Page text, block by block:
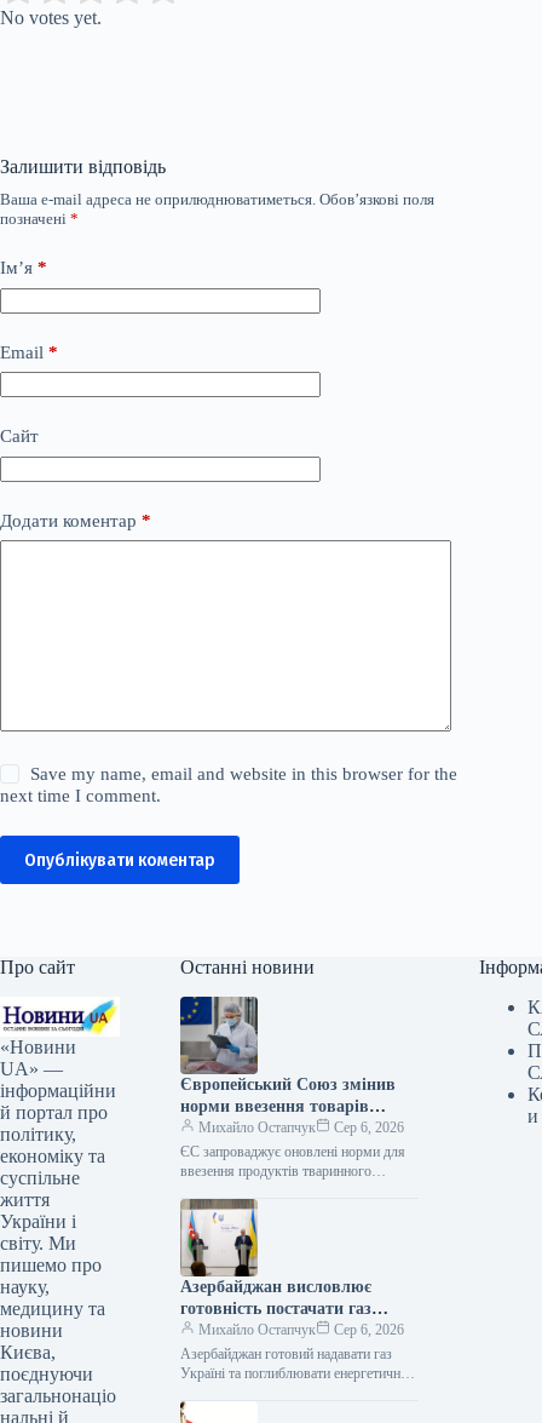
No votes yet.
Залишити відповідь
Ваша e-mail адреса не оприлюднюватиметься. Обов’язкові поля
позначені *
Ім’я *
Email *
Сайт
Додати коментар *
Save my name, email and website in this browser for the
next time I comment.
Опублікувати коментар
Про сайт
«Новини
UA» —
інформаційни
й портал про
політику,
економіку та
суспільне
життя
України і
світу. Ми
пишемо про
науку,
медицину та
новини
Києва,
поєднуючи
загальнонаціо
нальні й
Останні новини
Європейський Союз змінив
норми ввезення товарів
тваринного походження
Михайло Остапчук
Сер 6, 2026
ЄС запроваджує оновлені норми для
ввезення продуктів тваринного
Укрінформ Європейська спільнота
вносить корективи до правил імпорту
продукції…
Азербайджан висловлює
готовність постачати газ
Україні та розширювати
співпрацю в енергетичному
секторі, заявив міністр
Михайло Остапчук
Сер 6, 2026
Азербайджан готовий надавати газ
Україні та поглиблювати енергетичне
06.08.2026 15:12 Укрінформ
и